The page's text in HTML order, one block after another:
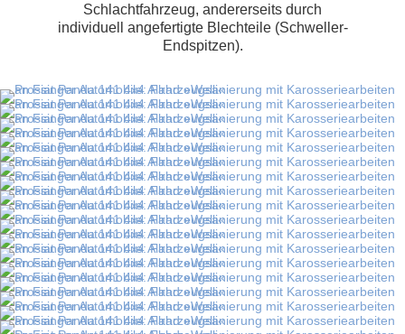
Schlachtfahrzeug, andererseits durch
individuell angefertigte Blechteile (Schweller-
Endspitzen).